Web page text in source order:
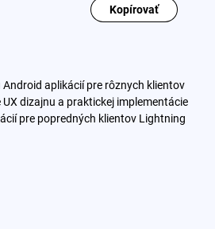
Kopírovať
aplikácií pre rôznych klientov
dizajnu a praktickej implementácie
pre popredných klientov Lightning